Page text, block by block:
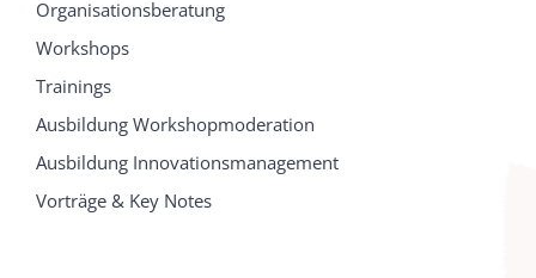
Organisationsberatung
Workshops
Trainings
Ausbildung Workshopmoderation
Ausbildung Innovationsmanagement
Vorträge & Key Notes